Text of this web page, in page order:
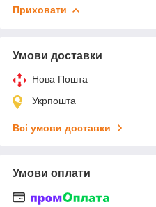
Приховати
Умови доставки
Нова Пошта
Укрпошта
Всі умови доставки
Умови оплати